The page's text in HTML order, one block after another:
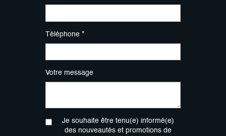
Téléphone *
Votre message
Je souhaite être tenu(e) informé(e)
des nouveautés et promotions de